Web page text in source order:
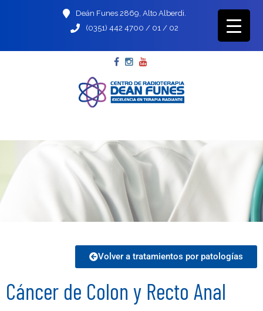
Deán Funes 2869, Alto Alberdi.
(0351) 442 4700 / 01 / 02
Volver a tratamientos por patologías
Cáncer de Colon y Recto Anal